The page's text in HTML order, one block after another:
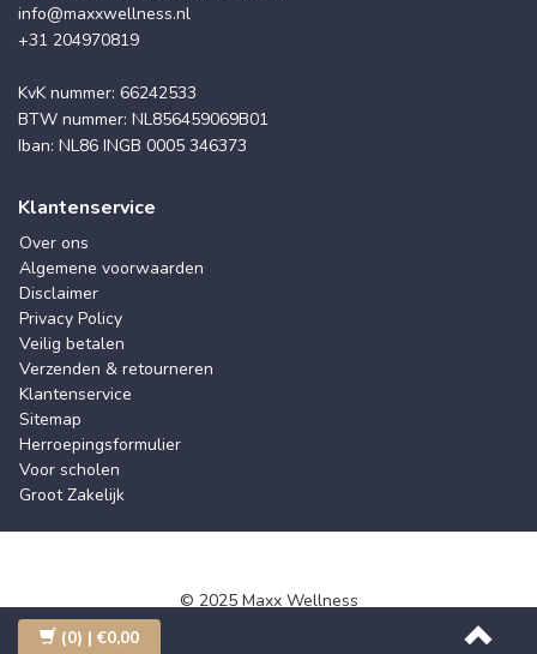
info@maxxwellness.nl
+31 204970819
KvK nummer: 66242533
BTW nummer: NL856459069B01
Iban: NL86 INGB 0005 346373
Klantenservice
Over ons
Algemene voorwaarden
Disclaimer
Privacy Policy
Veilig betalen
Verzenden & retourneren
Klantenservice
Sitemap
Herroepingsformulier
Voor scholen
Groot Zakelijk
© 2025 Maxx Wellness
(0) | €0,00